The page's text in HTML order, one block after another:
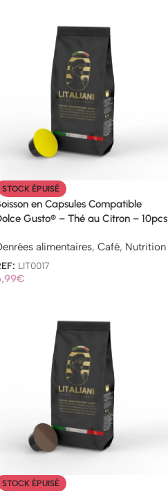
STOCK ÉPUISÉ
en Capsules Compatible
Gusto® – Thé au Citron – 10pcs
alimentaires, Café, Nutrition
LIT0017
€
STOCK ÉPUISÉ